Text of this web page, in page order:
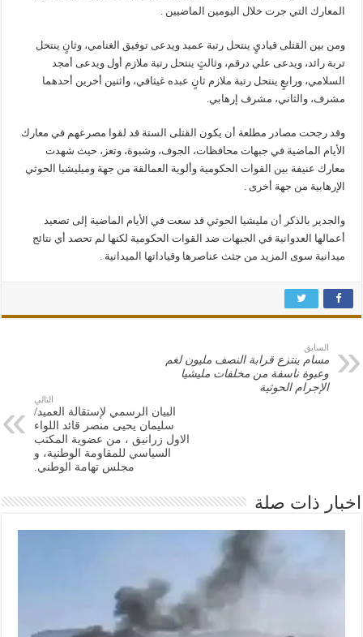
المعارك التي جرت خلال اليومين الماضيين .
ومن بين القتلى قياديٍ ينتحل رتبة عميد ويدعى توفيق الغنامي، وثانٍ ينتحل
تربة رائد، ويدعى علي درقم، وثالثٍ ينتحل رتبة ملازم أول ويدعى أمجد
السلامي، ورابعٍ ينتحل رتبة ملازم ثانٍ عبده غيثافي، واثنين أخرين أحدهما
مشرف، والثاني، مشرف إرهابي.
وقد رجحت مصادر مطلعة أن يكون القتلى الستة قد لقوا مصرعهم في معارك
الأيام الماضية في جبهات محافظات، الجوف، وشبوة، وتعز، حيث شهدت
معارك عنيفة بين القوات الحكومية وألوية العمالقة من جهة وميليشيا الحوثي
الإرهابية من جهة أخرى .
والجدير بالذكر أن مليشيا الحوثي قد سعت في الأيام الماضية إلى تصعيد
أعمالها العدوانية في الجبهات ضد القوات الحكومية لكنها لم تحصد أي نتائج
ميدانية سوى المزيد من جثث عناصرها وقياداتها الميدانية .
السابق
مسام ينتزع قرابة النصف مليون لغم
وعبوة ناسفة من مخلفات مليشيا
الإجرام الحوثية
التالي
البيان الرسمي لإستقالة العميد/
سليمان يحيى منصر قائد اللواء
الاول زرانيق ، من عضوية المكتب
السياسي للمقاومة الوطنية، و
مجلس تهامة الوطني.
اخبار ذات صلة